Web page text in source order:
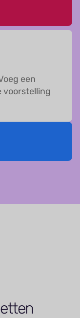
een
voorstelling